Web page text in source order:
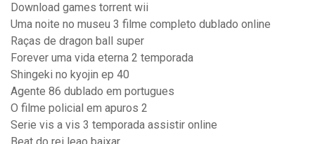
Download games torrent wii
Uma noite no museu 3 filme completo dublado online
Raças de dragon ball super
Forever uma vida eterna 2 temporada
Shingeki no kyojin ep 40
Agente 86 dublado em portugues
O filme policial em apuros 2
Serie vis a vis 3 temporada assistir online